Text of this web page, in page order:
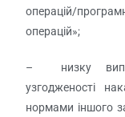
операцій/
операцій»;
– низку
узгодженості
нормами іншого